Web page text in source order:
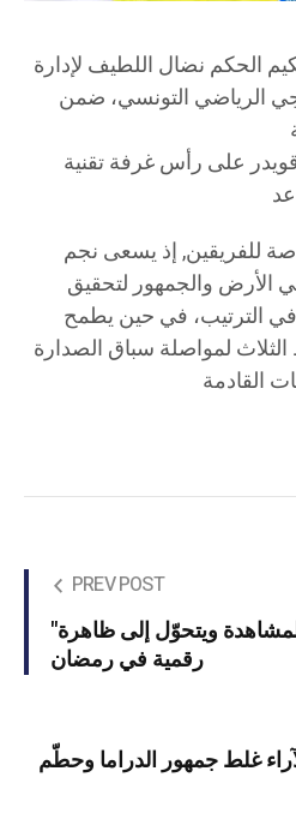
الحكم نضال اللطيف لإدارة
الرياضي التونسي، ضمن
على رأس غرفة تقنية
للفريقين, إذ يسعى نجم
الأرض والجمهور لتحقيق
في الترتيب، في حين يطمح
الثلاث لمواصلة سباق الصدارة
PREV POST
"الست موناليزا" يتصدّر المشاهدة ويتحوّل إلى ظاهرة
رقمية في رمضان
غلط جمهور الدراما وحطّم